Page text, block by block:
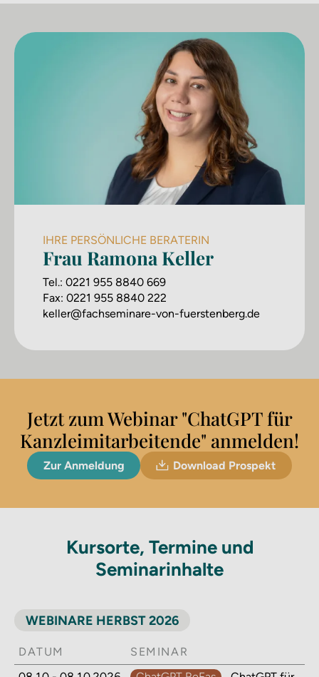
IHRE PERSÖNLICHE BERATERIN
Frau Ramona Keller
Tel.: 0221 955 8840 669
Fax: 0221 955 8840 222
keller@fachseminare-von-fuerstenberg.de
Jetzt zum Webinar "ChatGPT für
Kanzleimitarbeitende" anmelden!
Zur Anmeldung Download Prospekt
Kursorte, Termine und
Seminarinhalte
WEBINARE HERBST 2026
DATUM
SEMINAR